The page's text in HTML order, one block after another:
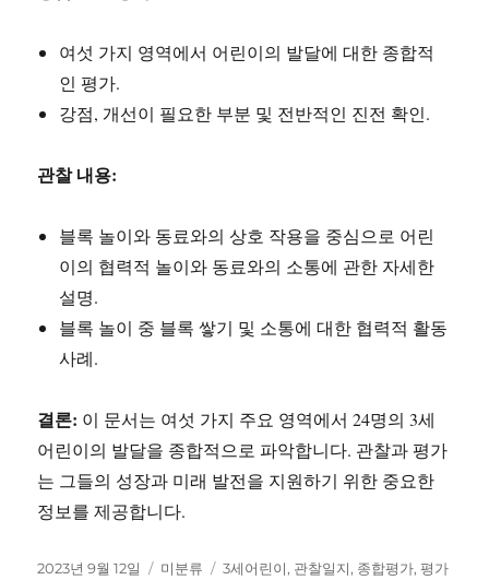
여섯 가지 영역에서 어린이의 발달에 대한 종합적
인 평가.
강점, 개선이 필요한 부분 및 전반적인 진전 확인.
관찰 내용:
블록 놀이와 동료와의 상호 작용을 중심으로 어린
이의 협력적 놀이와 동료와의 소통에 관한 자세한
설명.
블록 놀이 중 블록 쌓기 및 소통에 대한 협력적 활동
사례.
결론: 이 문서는 여섯 가지 주요 영역에서 24명의 3세
어린이의 발달을 종합적으로 파악합니다. 관찰과 평가
는 그들의 성장과 미래 발전을 지원하기 위한 중요한
정보를 제공합니다.
작
2023년 9월 12일
카
미분류
태
3세어린이, 관찰일지, 종합평가,평가